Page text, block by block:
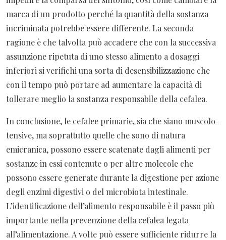
marca di un prodotto perché la quantità della sostanza
incriminata potrebbe essere differente. La seconda
ragione è che talvolta può accadere che con la successiva
assunzione ripetuta di uno stesso alimento a dosaggi
inferiori si verifichi una sorta di desensibilizzazione che
con il tempo può portare ad aumentare la capacità di
tollerare meglio la sostanza responsabile della cefalea.
In conclusione, le cefalee primarie, sia che siano muscolo-
tensive, ma soprattutto quelle che sono di natura
emicranica, possono essere scatenate dagli alimenti per
sostanze in essi contenute o per altre molecole che
possono essere generate durante la digestione per azione
degli enzimi digestivi o del microbiota intestinale.
L’identificazione dell’alimento responsabile è il passo più
importante nella prevenzione della cefalea legata
all’alimentazione. A volte può essere sufficiente ridurre la